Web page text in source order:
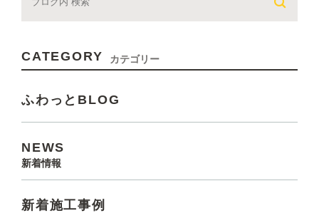
CATEGORY カテゴリー
ふわっとBLOG
NEWS
新着情報
新着施工事例